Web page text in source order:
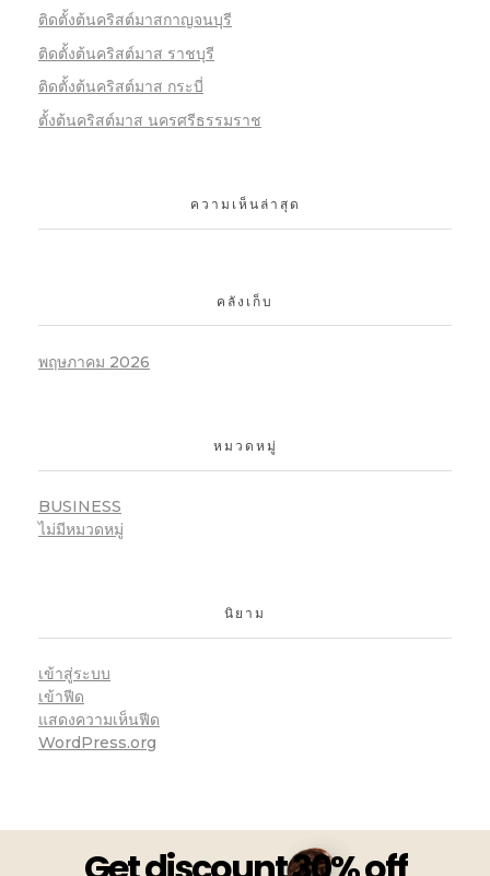
ติดตั้งต้นคริสต์มาสกาญจนบุรี
ติดตั้งต้นคริสต์มาส ราชบุรี
ติดตั้งต้นคริสต์มาส กระบี่
ตั้งต้นคริสต์มาส นครศรีธรรมราช
ความเห็นล่าสุด
คลังเก็บ
พฤษภาคม 2026
หมวดหมู่
BUSINESS
ไม่มีหมวดหมู่
นิยาม
เข้าสู่ระบบ
เข้าฟีด
แสดงความเห็นฟีด
WordPress.org